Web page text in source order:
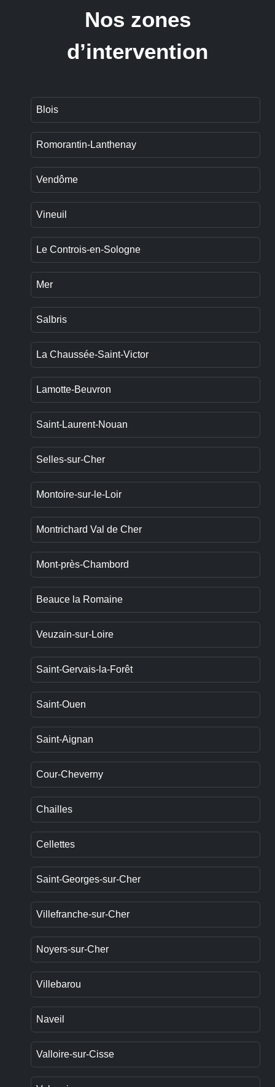
Nos zones
d’intervention
Blois
Romorantin-Lanthenay
Vendôme
Vineuil
Le Controis-en-Sologne
Mer
Salbris
La Chaussée-Saint-Victor
Lamotte-Beuvron
Saint-Laurent-Nouan
Selles-sur-Cher
Montoire-sur-le-Loir
Montrichard Val de Cher
Mont-près-Chambord
Beauce la Romaine
Veuzain-sur-Loire
Saint-Gervais-la-Forêt
Saint-Ouen
Saint-Aignan
Cour-Cheverny
Chailles
Cellettes
Saint-Georges-sur-Cher
Villefranche-sur-Cher
Noyers-sur-Cher
Villebarou
Naveil
Valloire-sur-Cisse